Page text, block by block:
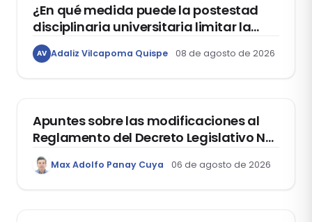
¿En qué medida puede la postestad
disciplinaria universitaria limitar la
libertad de expresión de los
estudiantes?
AV Adaliz Vilcapoma Quispe 08 de agosto de 2026
Apuntes sobre las modificaciones al
Reglamento del Decreto Legislativo Nº
1400, que aprueba el Régimen de
Garantía Mobiliaria
Max Adolfo Panay Cuya 06 de agosto de 2026